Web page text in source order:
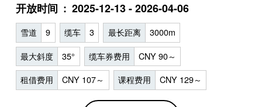
开放时间 2025-12-13 - 2026-04-06
雪道 9 缆车 3 最长距离 3000m
最大斜度 35° 缆车券费用 CNY 90～
租借费用 CNY 107～ 课程费用 CNY 129～